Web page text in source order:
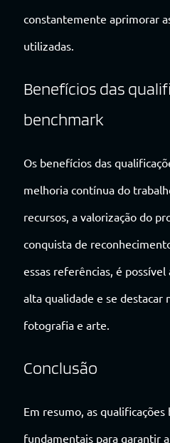
constantemente aprimorar
utilizadas.
Benefícios das
benchmark
Os benefícios das
melhoria contínua do
recursos, a valorização do
conquista de
essas referências, é
alta qualidade e se destacar
fotografia e arte.
Conclusão
Em resumo, as qualificações
fundamentais para garantir